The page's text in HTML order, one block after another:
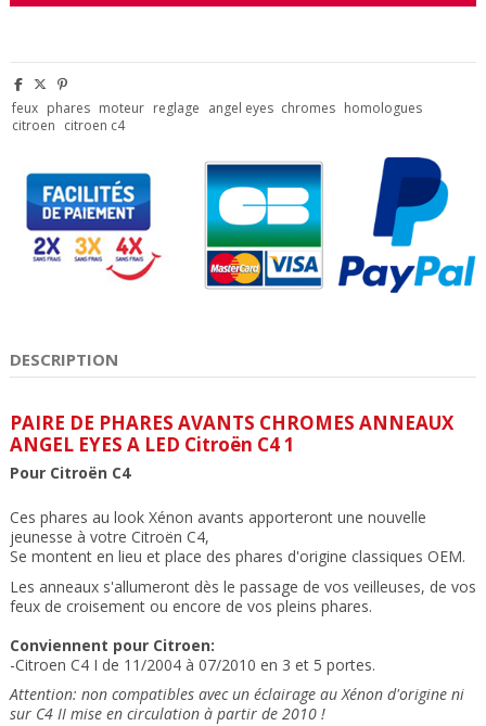
feux phares moteur reglage angel eyes chromes homologues
citroen citroen c4
DESCRIPTION
PAIRE DE PHARES AVANTS CHROMES ANNEAUX
ANGEL EYES A LED Citroën C4 1
Pour Citroën C4
Ces phares au look Xénon avants apporteront une nouvelle
jeunesse à votre Citroën C4,
Se montent en lieu et place des phares d'origine classiques OEM.
Les anneaux s'allumeront dès le passage de vos veilleuses, de vos
feux de croisement ou encore de vos pleins phares.
Conviennent pour Citroen:
-Citroen C4 I de 11/2004 à 07/2010 en 3 et 5 portes.
Attention: non compatibles avec un éclairage au Xénon d'origine ni
sur C4 II mise en circulation à partir de 2010 !